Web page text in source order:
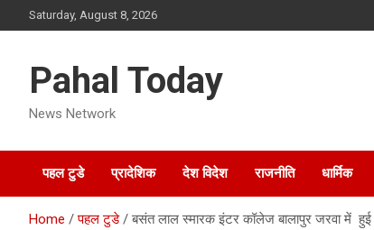
to
Saturday, August 8, 2026
Pahal Today
News Network
पहल टुडे प्रादेशिक देश विदेश राजनीति धार्मिक
Home पहल टुडे बसंत लाल स्मारक इंटर कॉलेज बालापुर जरवा में हुई